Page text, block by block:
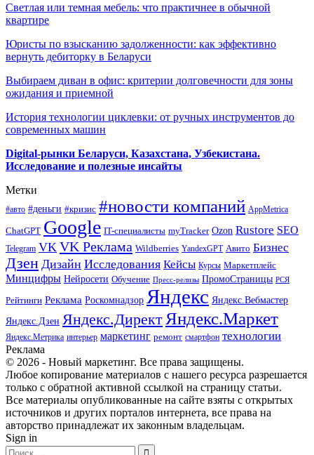
Светлая или темная мебель: что практичнее в обычной
квартире
Юристы по взысканию задолженности: как эффективно
вернуть дебиторку в Беларуси
Выбираем диван в офис: критерии долговечности для зоны
ожидания и приемной
История технологии циклевки: от ручных инструментов до
современных машин
Digital-рынки Беларуси, Казахстана, Узбекистана.
Исследование и полезные инсайты
Метки
#авто #деньги #кризис #новости компаний AppMetrica
ChatGPT Google IT-специалисты myTracker Ozon Rustore SEO
Telegram VK VK Реклама Wildberries YandexGPT Авито Бизнес
Дзен Дизайн Исследования Кейсы Курсы Маркетплейс
Минцифры Нейросети Обучение Пресс-релизы ПромоСтраницы РСЯ
Рейтинги Реклама Роскомнадзор Яндекс Яндекс.Вебмастер
Яндекс.Дзен Яндекс.ДиректЯндекс.Маркет
Яндекс.Метрика интерьер маркетинг ремонт смартфон технологии
Реклама
© 2026 - Новый маркетинг. Все права защищены.
Любое копирование материалов с нашего ресурса разрешается
только с обратной активной ссылкой на страницу статьи.
Все материалы опубликованные на сайте взяты с открытых
источников и других порталов интернета, все права на
авторство принадлежат их законным владельцам.
Sign in